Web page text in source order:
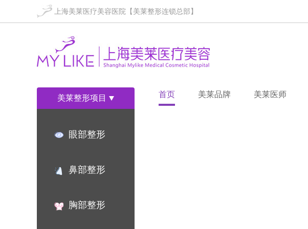
上海美莱医疗美容医院【美莱整形连锁总部】
美莱整形项目
眼部整形
鼻部整形
胸部整形
首页 美莱品牌 美莱医师